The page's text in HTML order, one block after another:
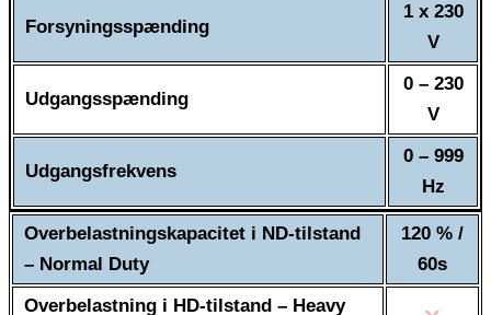
Forsyningsspænding
1 x 230
V
Udgangsspænding
0 – 230
V
Udgangsfrekvens
0 – 999
Hz
Overbelastningskapacitet i ND-tilstand
– Normal Duty
120 % /
60s
Overbelastning i HD-tilstand – Heavy